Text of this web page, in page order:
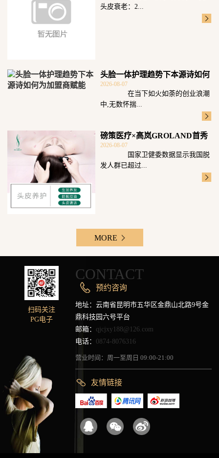
头皮衰老：2...
头脸一体护理趋势下本源诗如何
为加盟商赋能
2026-08-07
在当下如火如荼的创业浪潮
中,无数怀揣...
磅策医疗×高岚GROLAND首秀
广州发博
2026-08-07
国家卫健委数据显示我国脱
发人群已超过...
MORE
扫码关注
PG电子
CONTACT
预约咨询
地址：云南省昆明市五华区金鼎山北路9号金
鼎科技园六号平台
邮箱： qjcjxy188@126.com
电话： 0874-8076316
营业时间：周一至周日 09:00-21:00
友情链接